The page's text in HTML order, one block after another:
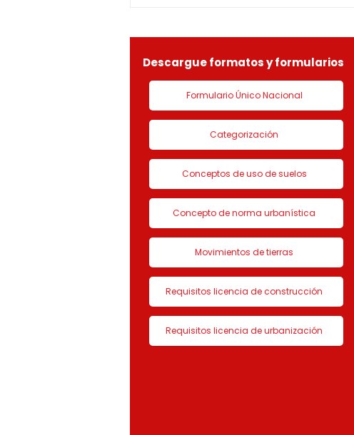
normas concordantes, hace
saber que según ra
Descargue formatos y formularios
Formulario Único Nacional
Categorización
Conceptos de uso de suelos
Concepto de norma urbanística
Movimientos de tierras
Requisitos licencia de construcción
Requisitos licencia de urbanización